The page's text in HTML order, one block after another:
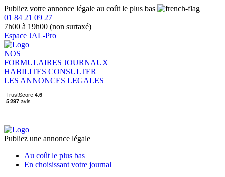
Publiez votre annonce légale au coût le plus bas
01 84 21 09 27
7h00 à 19h00 (non surtaxé)
Espace JAL-Pro
NOS
FORMULAIRES JOURNAUX
HABILITES CONSULTER
LES ANNONCES LEGALES
Publiez une annonce légale
Au coût le plus bas
En choisissant votre journal